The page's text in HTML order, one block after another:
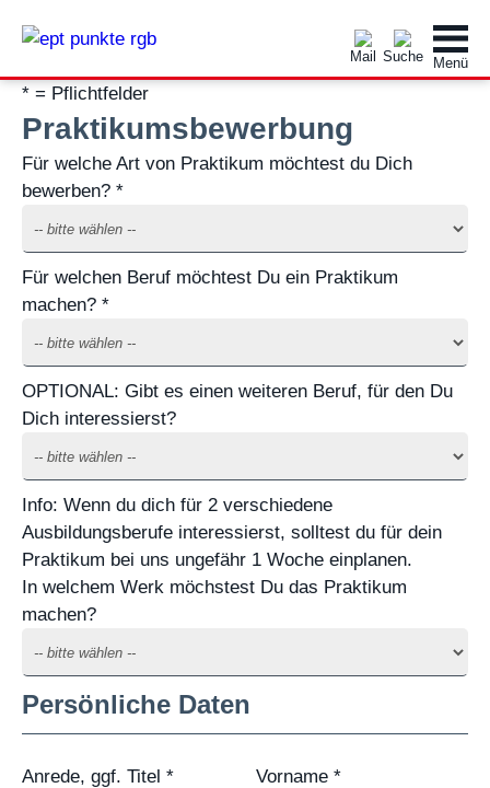
* = Pflichtfelder
Praktikumsbewerbung
Für welche Art von Praktikum möchtest du Dich
bewerben? *
Für welchen Beruf möchtest Du ein Praktikum
machen? *
OPTIONAL: Gibt es einen weiteren Beruf, für den Du
Dich interessierst?
Info: Wenn du dich für 2 verschiedene
Ausbildungsberufe interessierst, solltest du für dein
Praktikum bei uns ungefähr 1 Woche einplanen.
In welchem Werk möchstest Du das Praktikum
machen?
Persönliche Daten
Anrede, ggf. Titel * Vorname *